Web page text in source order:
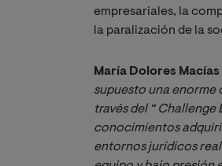
empresariales, la
la paralización de la
María Dolores Macías
supuesto una
través del “
conocimientos
entornos jurídicos